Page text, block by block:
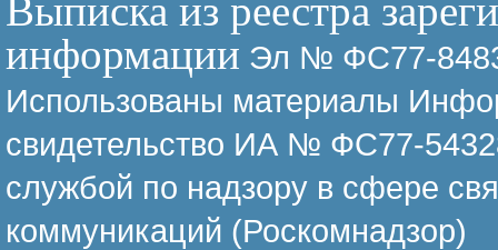
Выписка из реестра
информации Эл № ФС77-
Использованы материалы
свидетельство ИА № ФС77-
службой по надзору в сфере
коммуникаций (Роскомнадзор)